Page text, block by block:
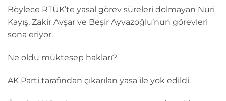
Böylece RTÜK’te yasal görev süreleri dolmayan Nuri
Kayış, Zakir Avşar ve Beşir Ayvazoğlu’nun görevleri
sona eriyor.
Ne oldu müktesep hakları?
AK Parti tarafından çıkarılan yasa ile yok edildi.